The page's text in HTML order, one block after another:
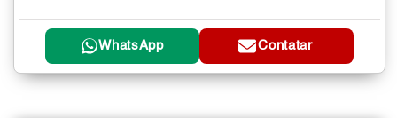
WhatsApp Contatar